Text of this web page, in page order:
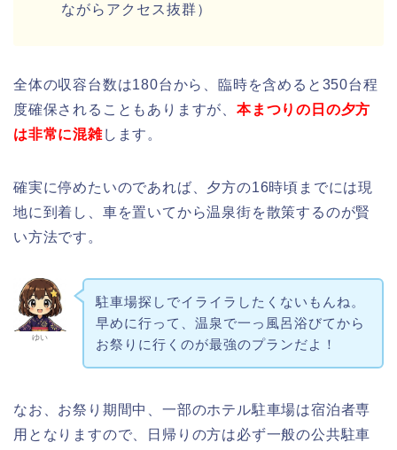
ながらアクセス抜群）
全体の収容台数は180台から、臨時を含めると350台程
度確保されることもありますが、 本まつりの日の夕方
は非常に混雑します。
確実に停めたいのであれば、夕方の16時頃までには現
地に到着し、車を置いてから温泉街を散策するのが賢
い方法です。
ゆい
駐車場探しでイライラしたくないもんね。
早めに行って、温泉で一っ風呂浴びてから
お祭りに行くのが最強のプランだよ！
なお、お祭り期間中、一部のホテル駐車場は宿泊者専
用となりますので、日帰りの方は必ず一般の公共駐車